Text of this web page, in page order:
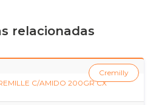
relacionadas
Cremilly